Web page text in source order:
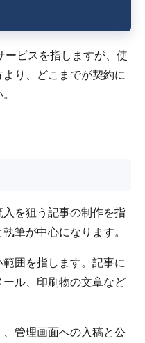
ービスを指しますが、使
り、どこまでが契約に
を狙う記事の制作を指
筆が中心になります。
囲を指します。記事に
ル、印刷物の文章など
管理画面への入稿と公